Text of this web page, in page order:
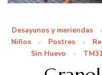
Desayunos y meriendas
Niños
Postres
Sin Huevo